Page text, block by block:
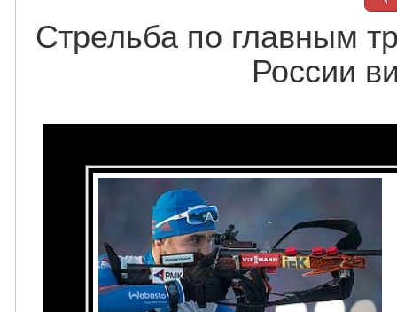
Стрельба по главным
России